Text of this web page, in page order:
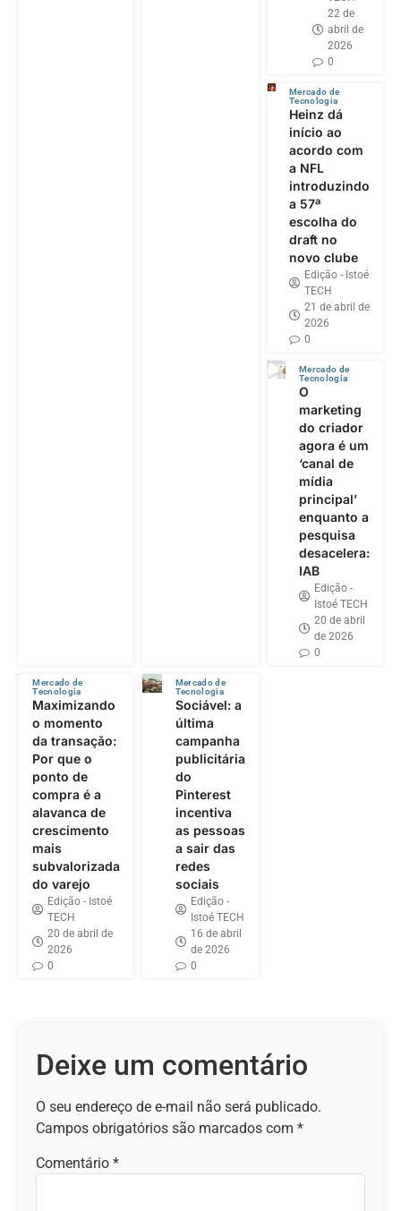
22 de
abril de
2026
0
Mercado de
Tecnologia
Heinz dá
início ao
acordo com
a NFL
introduzindo
a 57ª
escolha do
draft no
novo clube
Edição - Istoé
TECH
21 de abril de
2026
0
Mercado de
Tecnologia
O
marketing
do criador
agora é um
‘canal de
mídia
principal’
enquanto a
pesquisa
desacelera:
IAB
Edição -
Istoé TECH
20 de abril
de 2026
0
Mercado de
Tecnologia
Maximizando
o momento
da transação:
Por que o
ponto de
compra é a
alavanca de
crescimento
mais
subvalorizada
do varejo
Edição - Istoé
TECH
20 de abril de
2026
0
Mercado de
Tecnologia
Sociável: a
última
campanha
publicitária
do
Pinterest
incentiva
as pessoas
a sair das
redes
sociais
Edição -
Istoé TECH
16 de abril
de 2026
0
Deixe um comentário
O seu endereço de e-mail não será publicado.
Campos obrigatórios são marcados com *
Comentário *